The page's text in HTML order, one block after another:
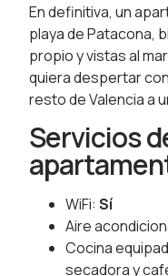
En definitiva, un
playa de Patacona,
propio y vistas al
quiera despertar
resto de Valencia a
Servicios
WiFi:Sí
Aire
Cocina
secadora y